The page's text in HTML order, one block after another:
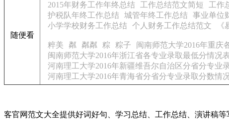
随便看
2015年财务工作年终总结
工作总结范文简短 工作
护税队年终工作总结 城管年终工作总结 事业单位
小学学校财务工作总结 个人财务工作总结范文
粹美
粼 粼粼 粽 粽子 闽南师范大学2016年重庆
闽南师范大学2016年浙江省各专业录取最低分情况
河南理工大学2016年新疆维吾尔自治区分省分专业
河南理工大学2016年青海省分省分专业录取分数情
客官网范文大全提供好词好句、学习总结、工作总结、演讲稿